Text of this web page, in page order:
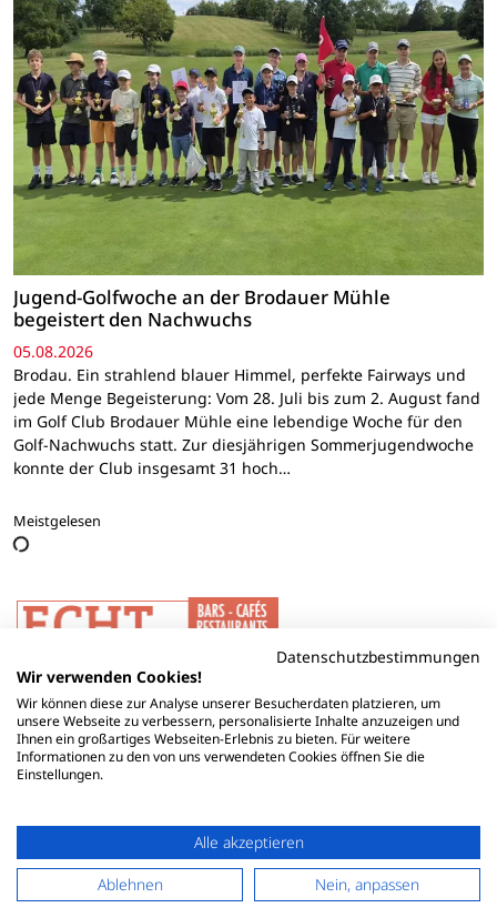
Jugend-Golfwoche an der Brodauer Mühle
begeistert den Nachwuchs
05.08.2026
Brodau. Ein strahlend blauer Himmel, perfekte Fairways und
jede Menge Begeisterung: Vom 28. Juli bis zum 2. August fand
im Golf Club Brodauer Mühle eine lebendige Woche für den
Golf-Nachwuchs statt. Zur diesjährigen Sommerjugendwoche
konnte der Club insgesamt 31 hoch…
Meistgelesen
Datenschutzbestimmungen
Wir verwenden Cookies!
Wir können diese zur Analyse unserer Besucherdaten platzieren, um
unsere Webseite zu verbessern, personalisierte Inhalte anzuzeigen und
Ihnen ein großartiges Webseiten-Erlebnis zu bieten. Für weitere
Informationen zu den von uns verwendeten Cookies öffnen Sie die
Einstellungen.
Alle akzeptieren
Ablehnen
Nein, anpassen